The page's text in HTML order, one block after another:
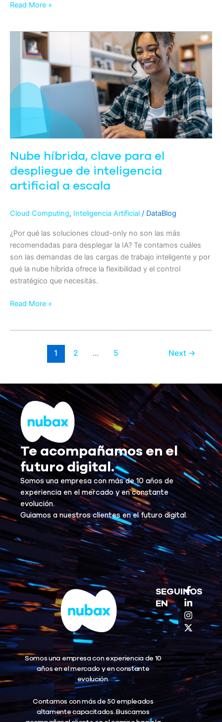
Read More »
Nube híbrida, clave para el
despliegue de inteligencia
artificial a escala
Cloud Computing, Inteligencia Artificial / DataBlog
¿Por qué las soluciones cloud-only no son las más
recomendadas para desplegar la IA? Te contamos cuáles
son las demandas de las cargas de trabajo inteligente y por
qué la nube híbrida ofrece la flexibilidad y el control
estratégico que necesitás.
Nube
híbrida,
clave
despliegue
de
inteligencia
artificial
escala
Read More »
1 2 … 5 Next →
Te acompañamos en el
futuro digital.
Somos una empresa con más de 10 años de
experiencia en el mercado y en constante
evolución.
Guiamos a nuestros clientes en el futuro digital.
SEGUINOS
EN
F
a
c
e
b
o
k
-
f
L
i
n
k
e
d
n
-
i
n
I
n
s
t
a
g
a
m
X
-
t
w
i
t
e
r
Somos una empresa con experiencia de 10
años en el mercado y en constante
evolución.
Contamos con más de 50 empleados
altamente capacitados. Buscamos